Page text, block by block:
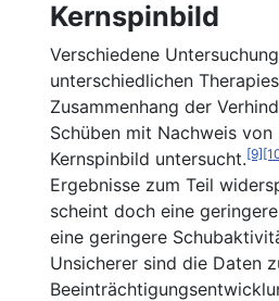
Kernspinbild
Verschiedene
unterschiedlichen
Zusammenhang der
Schüben mit Nachweis
Kernspinbild untersucht.[9]
Ergebnisse zum Teil
scheint doch eine
eine geringere
Unsicherer sind die Daten